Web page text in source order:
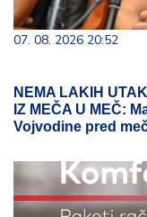
07. 08. 2026 20:52
NEMA LAKIH
IZ MEČA U MEČ:
Vojvodine pred